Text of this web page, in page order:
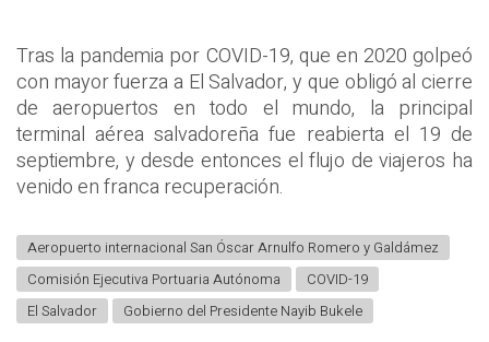
Tras la pandemia por COVID-19, que en 2020 golpeó
con mayor fuerza a El Salvador, y que obligó al cierre
de aeropuertos en todo el mundo, la principal
terminal aérea salvadoreña fue reabierta el 19 de
septiembre, y desde entonces el flujo de viajeros ha
venido en franca recuperación.
Aeropuerto internacional San Óscar Arnulfo Romero y Galdámez
Comisión Ejecutiva Portuaria Autónoma
COVID-19
El Salvador
Gobierno del Presidente Nayib Bukele